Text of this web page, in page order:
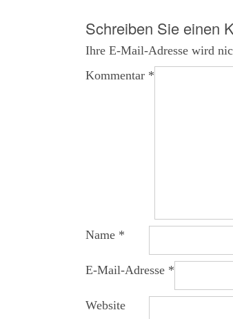
navigation
Schreiben Sie einen
Ihre E-Mail-Adresse wird
Kommentar *
Name *
E-Mail-Adresse *
Website